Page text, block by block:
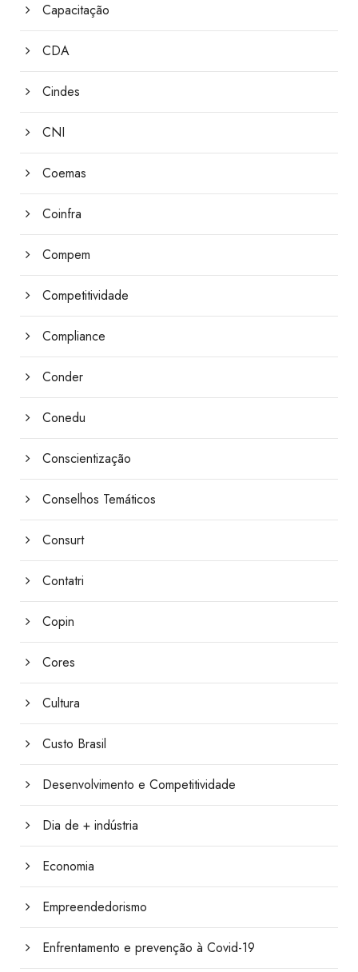
Capacitação
CDA
Cindes
CNI
Coemas
Coinfra
Compem
Competitividade
Compliance
Conder
Conedu
Conscientização
Conselhos Temáticos
Consurt
Contatri
Copin
Cores
Cultura
Custo Brasil
Desenvolvimento e Competitividade
Dia de + indústria
Economia
Empreendedorismo
Enfrentamento e prevenção à Covid-19